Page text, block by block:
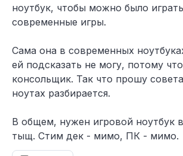
ноутбук, чтобы можно было
современные игры.
​​Сама она в современных
ей подсказать не могу, потому
консольщик. Так что прошу
ноутах разбирается.
​​В общем, нужен игровой ноутбук
тыщ. Стим дек - мимо, ПК - мимо.